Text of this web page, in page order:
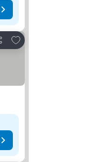
Προσθήκη στα αγαπημένα